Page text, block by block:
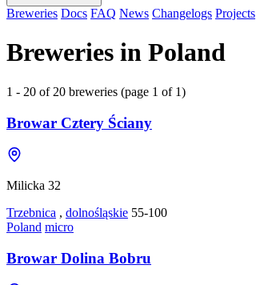
Breweries Docs FAQ News Changelogs Projects
Breweries in Poland
1 - 20 of 20 breweries (page 1 of 1)
Browar Cztery Ściany
Milicka 32
Trzebnica , dolnośląskie 55-100
Poland micro
Browar Dolina Bobru